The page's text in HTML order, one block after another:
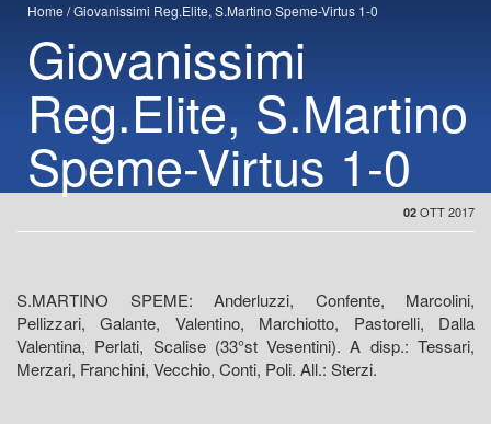
Home Giovanissimi Reg.Elite, S.Martino Speme-Virtus 1-0
Giovanissimi
Reg.Elite, S.Martino
Speme-Virtus 1-0
02 OTT 2017
S.MARTINO SPEME: Anderluzzi, Confente, Marcolini,
Pellizzari, Galante, Valentino, Marchiotto, Pastorelli, Dalla
Valentina, Perlati, Scalise (33°st Vesentini). A disp.: Tessari,
Merzari, Franchini, Vecchio, Conti, Poli. All.: Sterzi.